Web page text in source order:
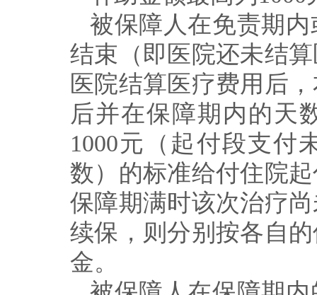
被保障人在免责期
结束（即医院还未结
医院结算医疗费用后
后并在保障期内的天
1000元（起付段支付
数）的标准给付住院
保障期满时该次治疗
续保，则分别按各自
金。